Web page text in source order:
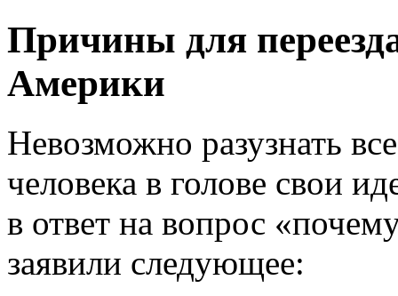
Причины для
Америки
Невозможно разузнать
человека в голове свои
в ответ на вопрос
заявили следующее: